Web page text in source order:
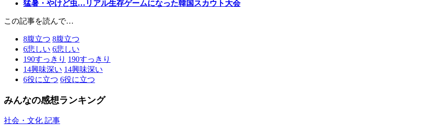
猛暑・やけど虫…リアル生存ゲームになった韓国スカウト大会
この記事を読んで…
8腹立つ 8腹立つ
6悲しい 6悲しい
190すっきり 190すっきり
14興味深い 14興味深い
6役に立つ 6役に立つ
みんなの感想ランキング
社会・文化 記事